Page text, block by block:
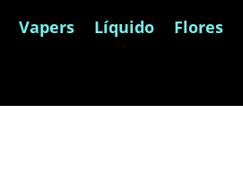
Vapers Líquido Flores